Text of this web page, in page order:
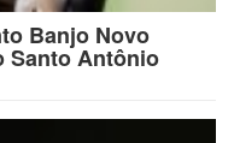
Banjo Novo
Santo Antônio